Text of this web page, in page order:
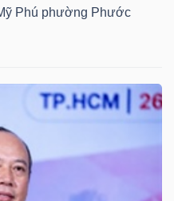
Phú phường Phước